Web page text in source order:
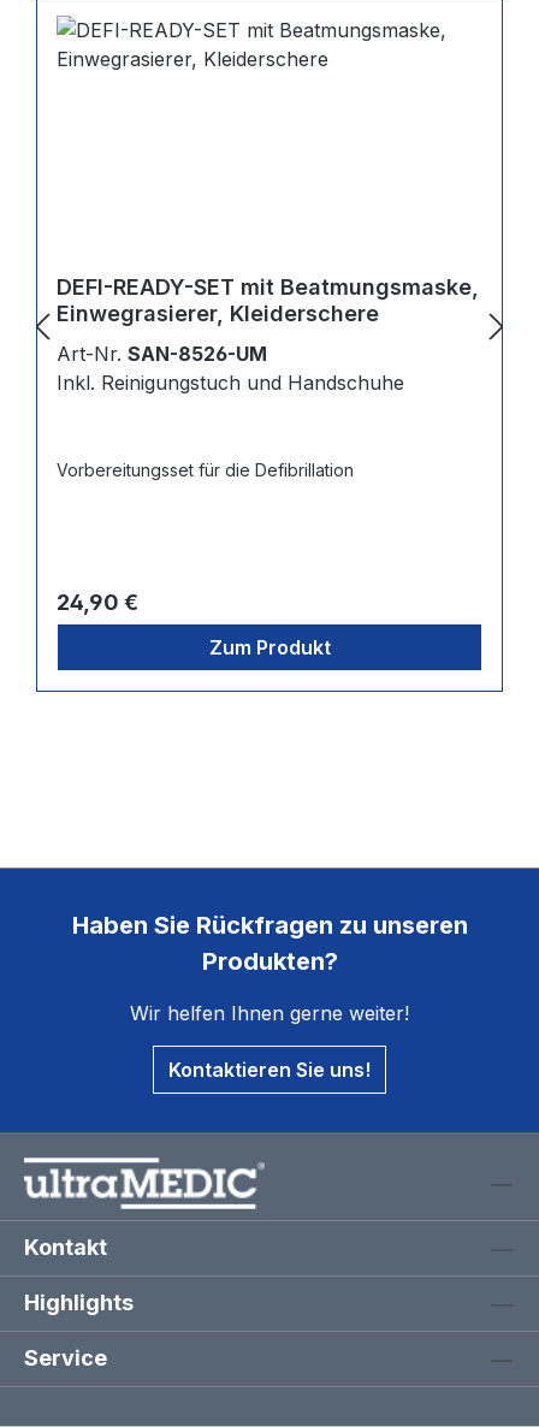
DEFI-READY-SET mit Beatmungsmaske,
Einwegrasierer, Kleiderschere
Art-Nr. SAN-8526-UM
Inkl. Reinigungstuch und Handschuhe
Vorbereitungsset für die Defibrillation
Regulärer Preis:
24,90 €
Zum Produkt
Haben Sie Rückfragen zu unseren
Produkten?
Wir helfen Ihnen gerne weiter!
Kontaktieren Sie uns!
Kontakt
Highlights
Service